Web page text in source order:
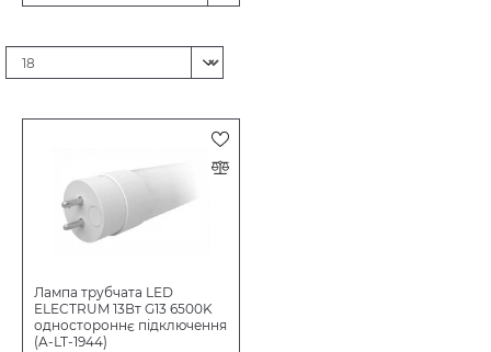
Лампа трубчата LED
ELECTRUM 13Вт G13 6500K
одностороннє підключення
(A-LT-1944)
НАЯВНІСТЬ
КОЛІР СВІТІННЯ
ТИП ЛАМПИ
ФОРМА ЛАМПИ